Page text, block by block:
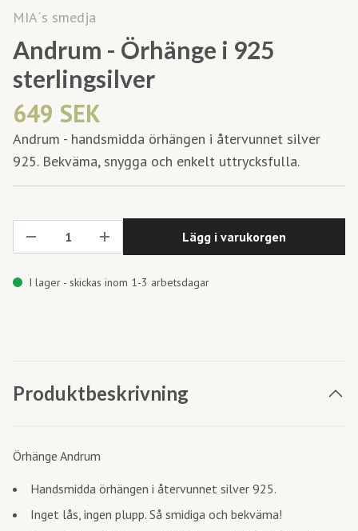
MIA´s smedja
Andrum - Örhänge i 925
sterlingsilver
649 SEK
Andrum - handsmidda örhängen i återvunnet silver
925. Bekväma, snygga och enkelt uttrycksfulla.
Lägg i varukorgen
I lager - skickas inom 1-3 arbetsdagar
Produktbeskrivning
Örhänge Andrum
Handsmidda örhängen i återvunnet silver 925.
Inget lås, ingen plupp. Så smidiga och bekväma!